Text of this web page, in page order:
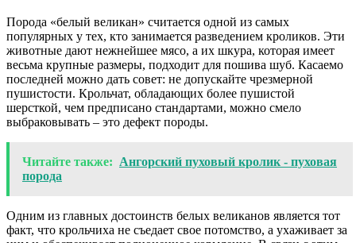
Порода «белый великан» считается одной из самых
популярных у тех, кто занимается разведением кроликов. Эти
животные дают нежнейшее мясо, а их шкура, которая имеет
весьма крупные размеры, подходит для пошива шуб. Касаемо
последней можно дать совет: не допускайте чрезмерной
пушистости. Крольчат, обладающих более пушистой
шерсткой, чем предписано стандартами, можно смело
выбраковывать – это дефект породы.
Читайте также: Ангорский пуховый кролик - пуховая
порода
Одним из главных достоинств белых великанов является тот
факт, что крольчиха не съедает свое потомство, а ухаживает за